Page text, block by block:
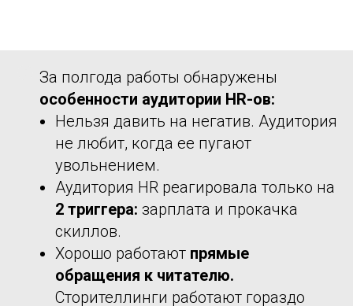
За полгода работы обнаружены
особенности аудитории HR-ов:
Нельзя давить на негатив. Аудитория
не любит, когда ее пугают
увольнением.
Аудитория HR реагировала только на
2 триггера: зарплата и прокачка
скиллов.
Хорошо работают прямые
обращения к читателю.
Сторителлинги работают гораздо